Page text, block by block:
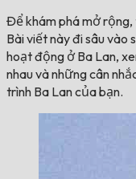
Để khám phá mở rộng,
Bài viết này đi sâu vào
hoạt động ở Ba Lan,
nhau và những cân
trình Ba Lan của bạn.